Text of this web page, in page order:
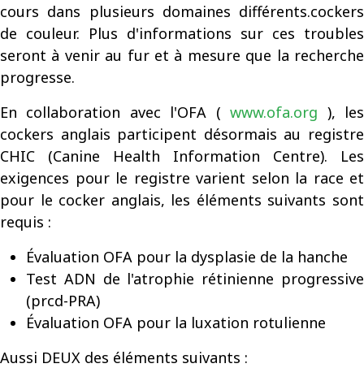
cours dans plusieurs domaines différents.cockers
de couleur. Plus d'informations sur ces troubles
seront à venir au fur et à mesure que la recherche
progresse.
En collaboration avec l'OFA (www.ofa.org ), les
cockers anglais participent désormais au registre
CHIC (Canine Health Information Centre). Les
exigences pour le registre varient selon la race et
pour le cocker anglais, les éléments suivants sont
requis :
Évaluation OFA pour la dysplasie de la hanche
Test ADN de l'atrophie rétinienne progressive
(prcd-PRA)
Évaluation OFA pour la luxation rotulienne
Aussi DEUX des éléments suivants :